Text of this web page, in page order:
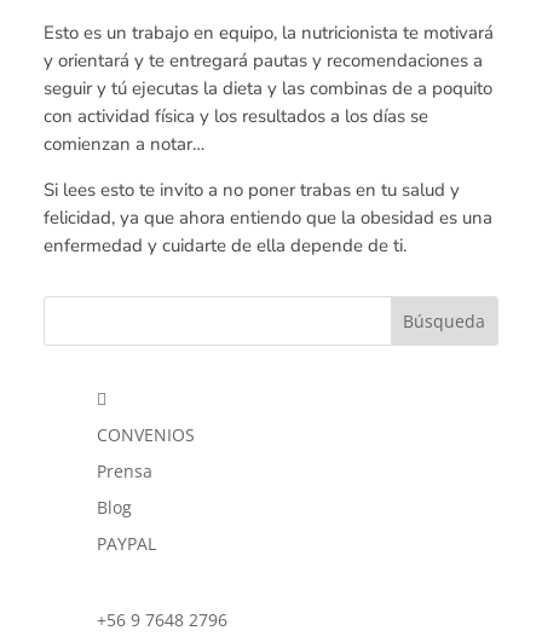
Esto es un trabajo en equipo, la nutricionista te motivará
y orientará y te entregará pautas y recomendaciones a
seguir y tú ejecutas la dieta y las combinas de a poquito
con actividad física y los resultados a los días se
comienzan a notar…
Si lees esto te invito a no poner trabas en tu salud y
felicidad, ya que ahora entiendo que la obesidad es una
enfermedad y cuidarte de ella depende de ti.

CONVENIOS
Prensa
Blog
PAYPAL
+56 9 7648 2796